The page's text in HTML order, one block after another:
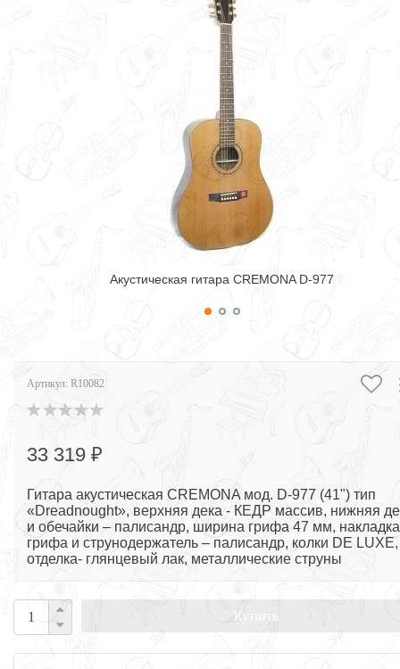
Акустическая гитара CREMONA D-977
Артикул: R10082
33 319 ₽
Гитара акустическая CREMONA мод. D-977 (41") тип
«Dreadnought», верхняя дека - КЕДР массив, нижняя
и обечайки – палисандр, ширина грифа 47 мм, накладка
грифа и струнодержатель – палисандр, колки DE LUXE,
отделка- глянцевый лак, металлические струны
Купить